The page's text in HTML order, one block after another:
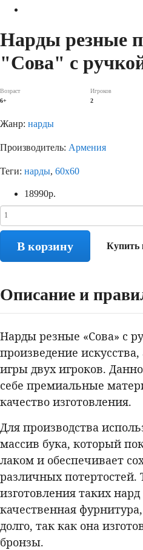
Нарды резные
"Сова" с
Возраст
6+
Игроков
2
Жанр: нарды
Производитель: Армения
Теги: нарды, 60x60
18990р.
В корзину Купить
Описание и
Нарды резные «Сова» с
произведение
игры двух игроков.
себе премиальные
качество изготовления.
Для производства
массив бука, который
лаком и обеспечивает
различных потертостей.
изготовления таких нард
качественная
долго, так как она
бронзы.